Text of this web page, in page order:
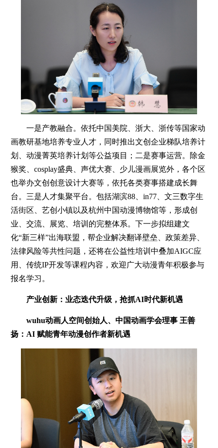
一是产教融合。依托中国美院、浙大、浙传等国家动
画教研基地培养专业人才，同时推出文创企业梯队培养计
划、动漫菁英培养计划等公益项目；二是赛事运营。除金
猴奖、cosplay盛典、声优大赛、少儿漫画展览外，各个区
也举办文创创意设计大赛等，依托各类赛事搭建成长舞
台。三是人才集聚平台。包括湖滨88、in77、文三数字生
活街区、艺创小镇以及杭州中国动漫博物馆等，形成创
业、交流、展览、培训的完整体系。下一步拟组建文
化“新三样”出海联盟，帮企业解决翻译壁垒、政策差异、
法律风险等共性问题，还将在公益性培训中叠加AIGC应
用、传统IP开发等课程内容，欢迎广大动漫青年积极参与
报名学习。
产业创新：业态迭代升级，抢抓AI时代新机遇
wuhu动画人空间创始人、中国动画学会理事 王善
扬：AI 赋能青年动漫创作者新机遇